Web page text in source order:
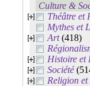
Culture &
Théâtre et
Mythes et
Art(418)
Histoire et
Société
Religion